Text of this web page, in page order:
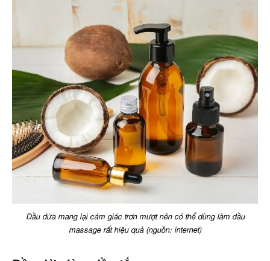
Dầu dừa mang lại cảm giác trơn mượt nên có thể dùng làm dầu
massage rất hiệu quả (nguồn: internet)